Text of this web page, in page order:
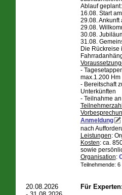
Ablauf geplant:
16.08. Start
29.08. Ankunft
29.08.
30.08.
31.08.
Die Rückreise
-
max.1.200 Hm
- Bereitschaft
Unterkünften
- Teilnahme
Anmeldung
nach
Leistungen:
Kosten: ca.
sowie
Organisation:
Teilnehmende:
20.08.2026
Für